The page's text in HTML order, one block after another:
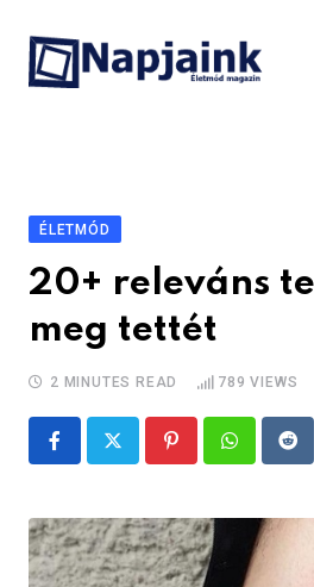
content
ÉLETMÓD
20+ releváns
meg tettét
2 MINUTES READ 789 VIEWS
PinterestWhatsapp